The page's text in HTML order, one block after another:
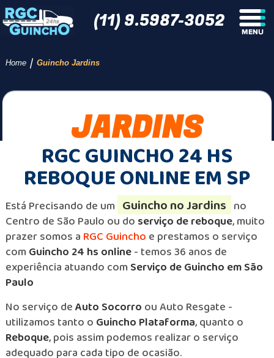
(11) 9.5987-3052
Home / Guincho Jardins
JARDINS
RGC GUINCHO 24 HS
REBOQUE ONLINE EM SP
Está Precisando de um Guincho no Jardins no
Centro de São Paulo ou do serviço de reboque, muito
prazer somos a RGC Guincho e prestamos o serviço
comGuincho 24 hs online- temos 36 anos de
experiência atuando comServiço de Guincho em São
Paulo
No serviço deAuto Socorro ou Auto Resgate -
utilizamos tanto o Guincho Plataforma, quanto o
Reboque, pois assim podemos realizar o serviço
adequado para cada tipo de ocasião.